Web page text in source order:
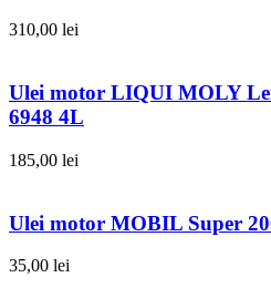
310,00 lei
Ulei motor LIQUI MOLY
6948 4L
185,00 lei
Ulei motor MOBIL Super
35,00 lei